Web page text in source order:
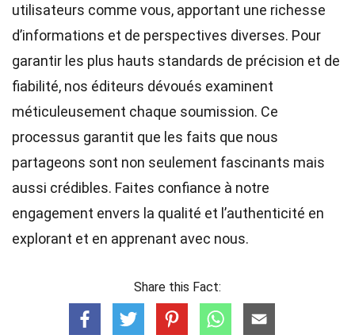
utilisateurs comme vous, apportant une richesse
d’informations et de perspectives diverses. Pour
garantir les plus hauts standards de précision et de
fiabilité, nos éditeurs dévoués examinent
méticuleusement chaque soumission. Ce
processus garantit que les faits que nous
partageons sont non seulement fascinants mais
aussi crédibles. Faites confiance à notre
engagement envers la qualité et l’authenticité en
explorant et en apprenant avec nous.
Share this Fact: